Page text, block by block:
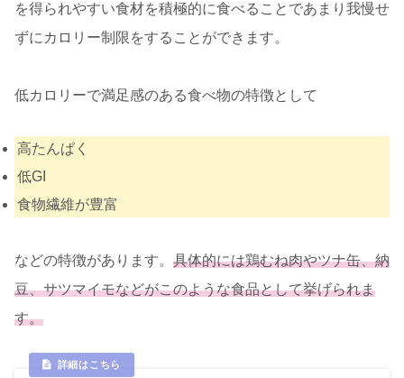
を得られやすい食材を積極的に食べることであまり我慢せ
ずにカロリー制限をすることができます。
低カロリーで満足感のある食べ物の特徴として
高たんぱく
低GI
食物繊維が豊富
などの特徴があります。 具体的には鶏むね肉やツナ缶、納
豆、サツマイモなどがこのような食品として挙げられま
す。